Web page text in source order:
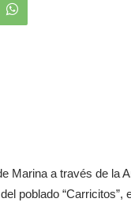
Marina a través de la
poblado